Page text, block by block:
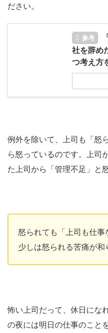
ださい。
参考
社を辞め
つ考え方
例外を除いて、上司も「怒
ら怒っているのです。上司
た上司から「管理不足」と
怒られても「上司も仕事
少しは怒られる苦痛が和
怖い上司だって、休日にな
の夜には明日の仕事のこと